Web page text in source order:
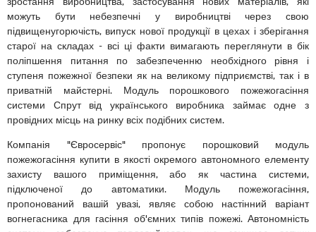
можуть бути небезпечні у виробництві через свою
підвищенугорючість, випуск нової продукції в цехах і зберігання
старої на складах - всі ці факти вимагають переглянути в бік
поліпшення питання по забезпеченню необхідного рівня і
ступеня пожежної безпеки як на великому підприємстві, так і в
приватній майстерні. Модуль порошкового пожежогасіння
системи Спрут від українського виробника займає одне з
провідних місць на ринку всіх подібних систем.
Компанія "Євросервіс" пропонує порошковий модуль
пожежогасіння купити в якості окремого автономного елементу
захисту вашого приміщення, або як частина системи,
підключеної до автоматики. Модуль пожежогасіння,
пропонований вашій увазі, являє собою настінний варіант
вогнегасника для гасіння об'ємних типів пожежі. Автономність